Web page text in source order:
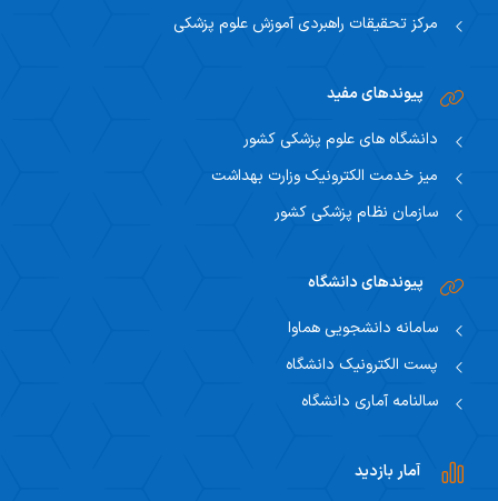
مرکز تحقیقات راهبردی آموزش علوم پزشکی
پیوندهای مفید
دانشگاه های علوم پزشکی کشور
میز خدمت الکترونیک وزارت بهداشت
سازمان نظام پزشکی کشور
پیوندهای دانشگاه
سامانه دانشجویی هماوا
پست الکترونیک دانشگاه
سالنامه آماری دانشگاه
آمار بازدید